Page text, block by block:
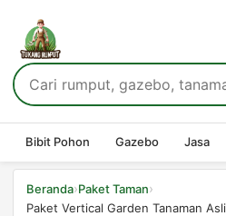
Bibit Pohon Gazebo Jasa
Beranda›Paket Taman›
Paket Vertical Garden Tanaman